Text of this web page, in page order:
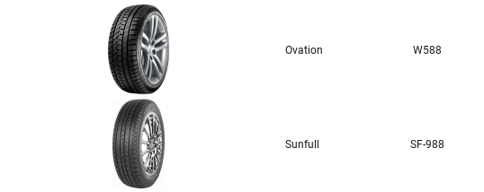
Ovation W588
Sunfull SF-988